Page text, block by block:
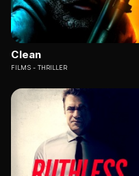
Clean
FILMS THRILLER